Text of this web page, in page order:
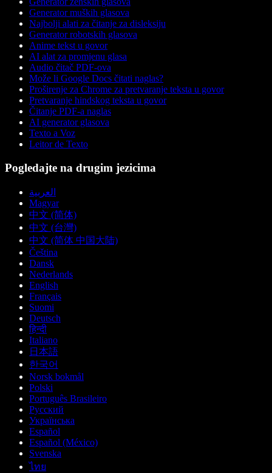
Generator muških glasova
Najbolji alati za čitanje za disleksiju
Generator robotskih glasova
Anime tekst u govor
AI alat za promjenu glasa
Audio čitač PDF-ova
Može li Google Docs čitati naglas?
Proširenje za Chrome za pretvaranje teksta u govor
Pretvaranje hindskog teksta u govor
Čitanje PDF-a naglas
AI generator glasova
Texto a Voz
Leitor de Texto
Pogledajte na drugim jezicima
العربية
Magyar
中文 (简体)
中文 (台灣)
中文 (简体 中国大陆)
Čeština
Dansk
Nederlands
English
Français
Suomi
Deutsch
हिन्दी
Italiano
日本語
한국어
Norsk bokmål
Polski
Português Brasileiro
Русский
Українська
Español
Español (México)
Svenska
ไทย